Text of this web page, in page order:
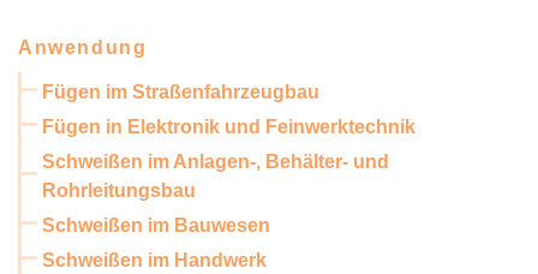
Anwendung
Fügen im Straßenfahrzeugbau
Fügen in Elektronik und Feinwerktechnik
Schweißen im Anlagen-, Behälter- und
Rohrleitungsbau
Schweißen im Bauwesen
Schweißen im Handwerk